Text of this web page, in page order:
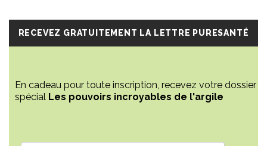
RECEVEZ GRATUITEMENT LA LETTRE PURESANTÉ
En cadeau pour toute inscription, recevez votre dossier
spécial Les pouvoirs incroyables de l'argile